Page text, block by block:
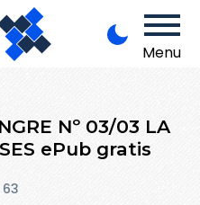
Menu
Nº 03/03 LA
ePub gratis